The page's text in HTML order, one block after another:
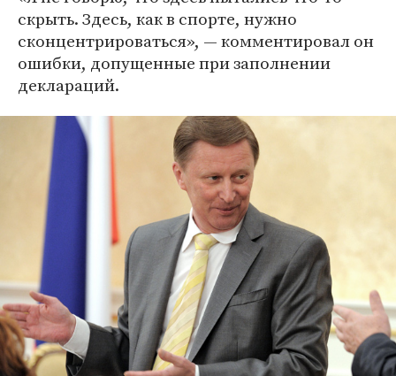
скрыть. Здесь, как в спорте, нужно
сконцентрироваться», — комментировал он
ошибки, допущенные при заполнении
деклараций.